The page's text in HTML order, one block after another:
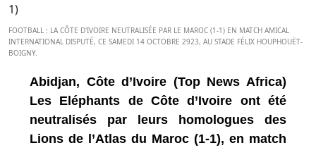
FOOTBALL : LA CÔTE D'IVOIRE NEUTRALISÉE PAR LE MAROC (1-1) EN MATCH AMICAL
INTERNATIONAL DISPUTÉ, CE SAMEDI 14 OCTOBRE 2923, AU STADE FÉLIX HOUPHOUËT-
BOIGNY.
Abidjan, Côte d’Ivoire (Top News Africa)
Les Eléphants de Côte d’Ivoire ont été
neutralisés par leurs homologues des
Lions de l’Atlas du Maroc (1-1), en match